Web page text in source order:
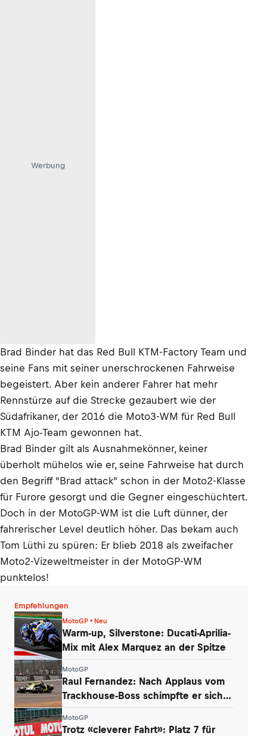
Werbung
Brad Binder hat das Red Bull KTM-Factory Team und
seine Fans mit seiner unerschrockenen Fahrweise
begeistert. Aber kein anderer Fahrer hat mehr
Rennstürze auf die Strecke gezaubert wie der
Südafrikaner, der 2016 die Moto3-WM für Red Bull
KTM Ajo-Team gewonnen hat.
Brad Binder gilt als Ausnahmekönner, keiner
überholt mühelos wie er, seine Fahrweise hat durch
den Begriff "Brad attack" schon in der Moto2-Klasse
für Furore gesorgt und die Gegner eingeschüchtert.
Doch in der MotoGP-WM ist die Luft dünner, der
fahrerischer Level deutlich höher. Das bekam auch
Tom Lüthi zu spüren: Er blieb 2018 als zweifacher
Moto2-Vizeweltmeister in der MotoGP-WM
punktelos!
Empfehlungen
MotoGP • Neu
Warm-up, Silverstone: Ducati-Aprilia-
Mix mit Alex Marquez an der Spitze
MotoGP
Raul Fernandez: Nach Applaus vom
Trackhouse-Boss schimpfte er sich
MotoGP
Trotz «cleverer Fahrt»: Platz 7 für